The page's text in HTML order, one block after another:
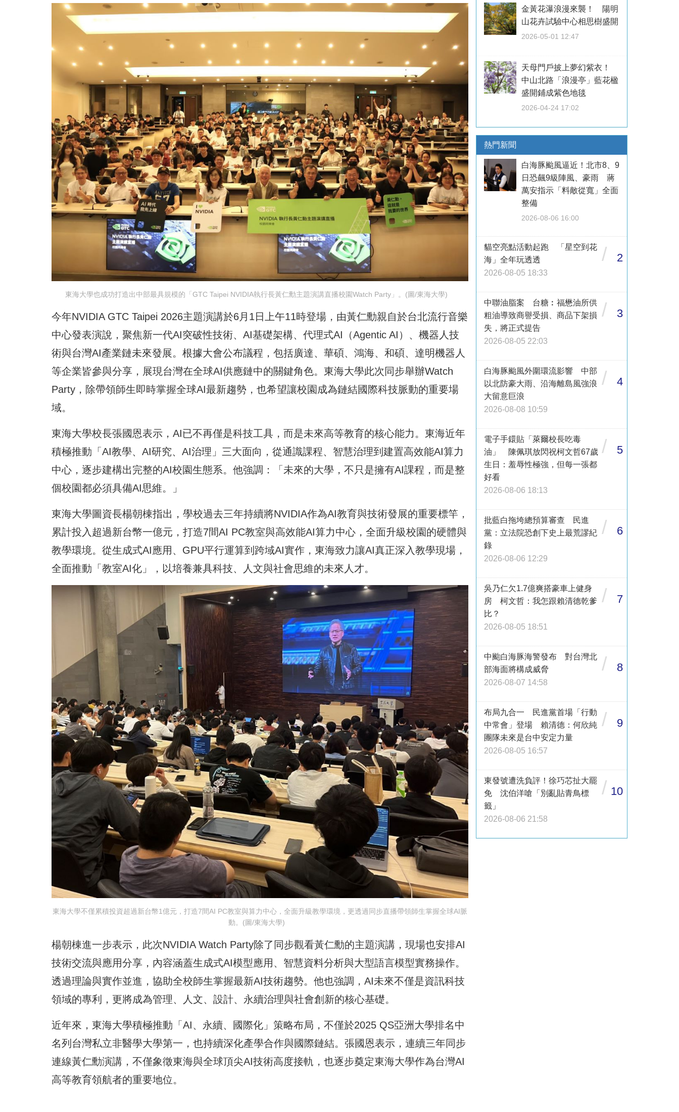
東海大學也成功打造出中部最具規模的「GTC Taipei NVIDIA執行長黃仁勳主題演講直播校園Watch Party」。(圖/東海大學)
今年NVIDIA GTC Taipei 2026主題演講於6月1日上午11時登場，由黃仁勳親自於台北流行音樂
中心發表演說，聚焦新一代AI突破性技術、AI基礎架構、代理式AI（Agentic AI）、機器人技
術與台灣AI產業鏈未來發展。根據大會公布議程，包括廣達、華碩、鴻海、和碩、達明機器人
等企業皆參與分享，展現台灣在全球AI供應鏈中的關鍵角色。東海大學此次同步舉辦Watch
Party，除帶領師生即時掌握全球AI最新趨勢，也希望讓校園成為鏈結國際科技脈動的重要場
域。
東海大學校長張國恩表示，AI已不再僅是科技工具，而是未來高等教育的核心能力。東海近年
積極推動「AI教學、AI研究、AI治理」三大面向，從通識課程、智慧治理到建置高效能AI算力
中心，逐步建構出完整的AI校園生態系。他強調：「未來的大學，不只是擁有AI課程，而是整
個校園都必須具備AI思維。」
東海大學圖資長楊朝棟指出，學校過去三年持續將NVIDIA作為AI教育與技術發展的重要標竿，
累計投入超過新台幣一億元，打造7間AI PC教室與高效能AI算力中心，全面升級校園的硬體與
教學環境。從生成式AI應用、GPU平行運算到跨域AI實作，東海致力讓AI真正深入教學現場，
全面推動「教室AI化」，以培養兼具科技、人文與社會思維的未來人才。
東海大學不僅累積投資超過新台幣1億元，打造7間AI PC教室與算力中心，全面升級教學環境，更透過同步直播帶領師生掌握全球AI脈
動。(圖/東海大學)
楊朝棟進一步表示，此次NVIDIA Watch Party除了同步觀看黃仁勳的主題演講，現場也安排AI
技術交流與應用分享，內容涵蓋生成式AI模型應用、智慧資料分析與大型語言模型實務操作。
透過理論與實作並進，協助全校師生掌握最新AI技術趨勢。他也強調，AI未來不僅是資訊科技
領域的專利，更將成為管理、人文、設計、永續治理與社會創新的核心基礎。
近年來，東海大學積極推動「AI、永續、國際化」策略布局，不僅於2025 QS亞洲大學排名中
名列台灣私立非醫學大學第一，也持續深化產學合作與國際鏈結。張國恩表示，連續三年同步
連線黃仁勳演講，不僅象徵東海與全球頂尖AI技術高度接軌，也逐步奠定東海大學作為台灣AI
高等教育領航者的重要地位。
金黃花瀑浪漫來襲！ 陽明
山花卉試驗中心相思樹盛開
2026-05-01 12:47
天母門戶披上夢幻紫衣！
中山北路「浪漫亭」藍花楹
盛開鋪成紫色地毯
2026-04-24 17:02
熱門新聞
白海豚颱風逼近！北市8、9
日恐飆9級陣風、豪雨 蔣
萬安指示「料敵從寬」全面
整備
2026-08-06 16:00
貓空亮點活動起跑 「星空到花
海」全年玩透透
2026-08-05 18:33
/ 2
中聯油脂案 台糖︰福懋油所供
粗油導致商譽受損、商品下架損
失，將正式提告
2026-08-05 22:03
/ 3
白海豚颱風外圍環流影響 中部
以北防豪大雨、沿海離島風強浪
大留意巨浪
2026-08-08 10:59
/ 4
電子手鐶貼「萊爾校長吃毒
油」 陳佩琪放閃祝柯文哲67歲
生日：羞辱性極強，但每一張都
好看
2026-08-06 18:13
/ 5
批藍白拖垮總預算審查 民進
黨：立法院恐創下史上最荒謬紀
錄
2026-08-06 12:29
/ 6
吳乃仁欠1.7億爽搭豪車上健身
房 柯文哲：我怎跟賴清德乾爹
比？
2026-08-05 18:51
/ 7
中颱白海豚海警發布 對台灣北
部海面將構成威脅
2026-08-07 14:58
/ 8
布局九合一 民進黨首場「行動
中常會」登場 賴清德：何欣純
團隊未來是台中安定力量
2026-08-05 16:57
/ 9
東發號遭洗負評！徐巧芯扯大罷
免 沈伯洋嗆「別亂貼青鳥標
籤」
2026-08-06 21:58
/ 10